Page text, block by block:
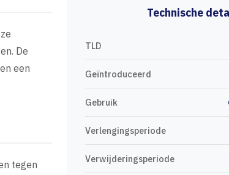
De
een
tegen
Technische
TLD
Geïntroduceerd
Gebruik
Verlengingsperiode
Verwijderingsperiode